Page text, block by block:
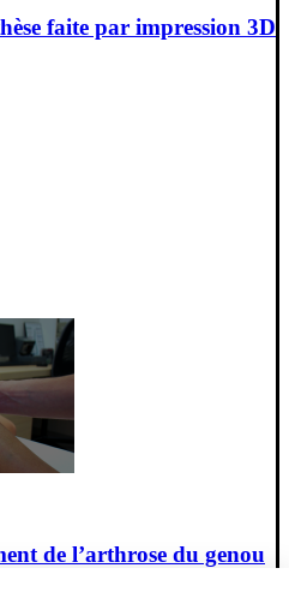
faite par impression 3D
de l’arthrose du genou